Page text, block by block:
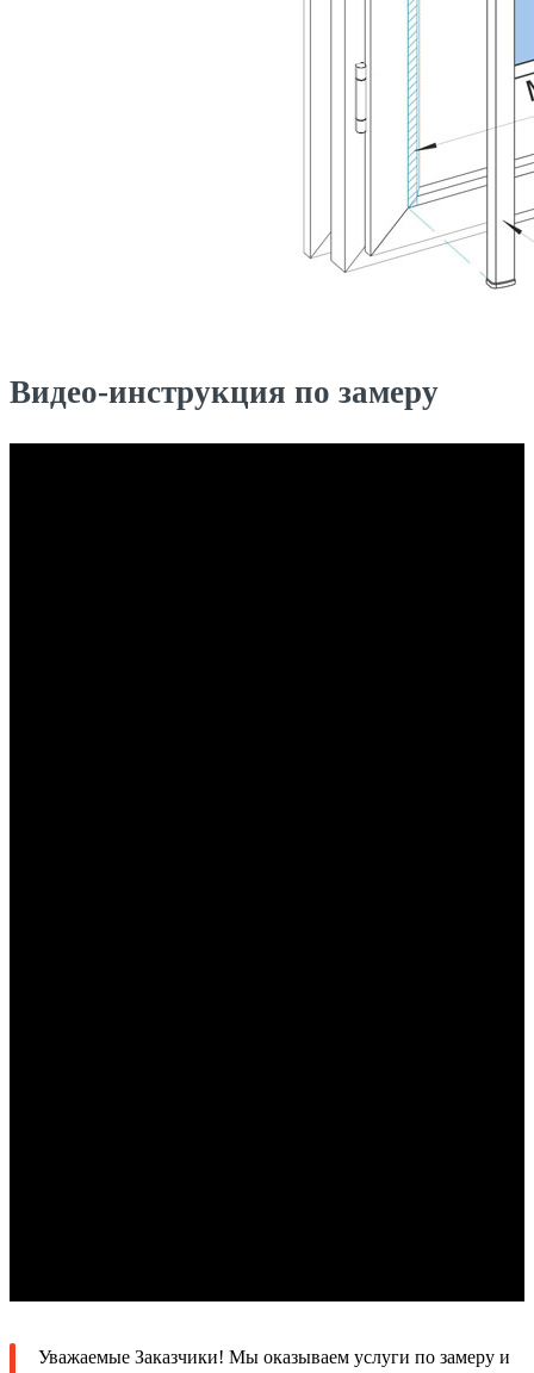
Видео-инструкция по замеру
Уважаемые Заказчики! Мы оказываем услуги по замеру и